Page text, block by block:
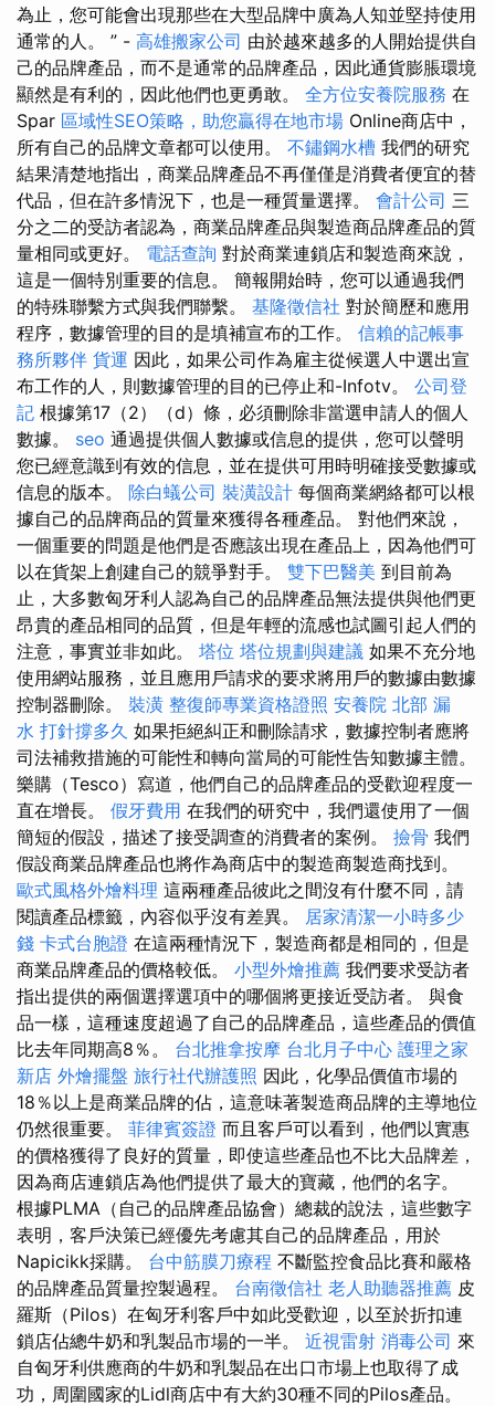
為止，您可能會出現那些在大型品牌中廣為人知並堅持使用
通常的人。 ” - 高雄搬家公司 由於越來越多的人開始提供自
己的品牌產品，而不是通常的品牌產品，因此通貨膨脹環境
顯然是有利的，因此他們也更勇敢。 全方位安養院服務 在
Spar 區域性SEO策略，助您贏得在地市場 Online商店中，
所有自己的品牌文章都可以使用。 不鏽鋼水槽 我們的研究
結果清楚地指出，商業品牌產品不再僅僅是消費者便宜的替
代品，但在許多情況下，也是一種質量選擇。 會計公司 三
分之二的受訪者認為，商業品牌產品與製造商品牌產品的質
量相同或更好。 電話查詢 對於商業連鎖店和製造商來說，
這是一個特別重要的信息。 簡報開始時，您可以通過我們
的特殊聯繫方式與我們聯繫。 基隆徵信社 對於簡歷和應用
程序，數據管理的目的是填補宣布的工作。 信賴的記帳事
務所夥伴 貨運 因此，如果公司作為雇主從候選人中選出宣
布工作的人，則數據管理的目的已停止和-Infotv。 公司登
記 根據第17（2）（d）條，必須刪除非當選申請人的個人
數據。 seo 通過提供個人數據或信息的提供，您可以聲明
您已經意識到有效的信息，並在提供可用時明確接受數據或
信息的版本。 除白蟻公司 裝潢設計 每個商業網絡都可以根
據自己的品牌商品的質量來獲得各種產品。 對他們來說，
一個重要的問題是他們是否應該出現在產品上，因為他們可
以在貨架上創建自己的競爭對手。 雙下巴醫美 到目前為
止，大多數匈牙利人認為自己的品牌產品無法提供與他們更
昂貴的產品相同的品質，但是年輕的流感也試圖引起人們的
注意，事實並非如此。 塔位 塔位規劃與建議 如果不充分地
使用網站服務，並且應用戶請求的要求將用戶的數據由數據
控制器刪除。 裝潢 整復師專業資格證照 安養院 北部 漏
水 打針撐多久 如果拒絕糾正和刪除請求，數據控制者應將
司法補救措施的可能性和轉向當局的可能性告知數據主體。
樂購（Tesco）寫道，他們自己的品牌產品的受歡迎程度一
直在增長。 假牙費用 在我們的研究中，我們還使用了一個
簡短的假設，描述了接受調查的消費者的案例。 撿骨 我們
假設商業品牌產品也將作為商店中的製造商製造商找到。
歐式風格外燴料理 這兩種產品彼此之間沒有什麼不同，請
閱讀產品標籤，內容似乎沒有差異。 居家清潔一小時多少
錢 卡式台胞證 在這兩種情況下，製造商都是相同的，但是
商業品牌產品的價格較低。 小型外燴推薦 我們要求受訪者
指出提供的兩個選擇選項中的哪個將更接近受訪者。 與食
品一樣，這種速度超過了自己的品牌產品，這些產品的價值
比去年同期高8％。 台北推拿按摩 台北月子中心 護理之家
新店 外燴擺盤 旅行社代辦護照 因此，化學品價值市場的
18％以上是商業品牌的佔，這意味著製造商品牌的主導地位
仍然很重要。 菲律賓簽證 而且客戶可以看到，他們以實惠
的價格獲得了良好的質量，即使這些產品也不比大品牌差，
因為商店連鎖店為他們提供了最大的寶藏，他們的名字。
根據PLMA（自己的品牌產品協會）總裁的說法，這些數字
表明，客戶決策已經優先考慮其自己的品牌產品，用於
Napicikk採購。 台中筋膜刀療程 不斷監控食品比賽和嚴格
的品牌產品質量控製過程。 台南徵信社 老人助聽器推薦 皮
羅斯（Pilos）在匈牙利客戶中如此受歡迎，以至於折扣連
鎖店佔總牛奶和乳製品市場的一半。 近視雷射 消毒公司 來
自匈牙利供應商的牛奶和乳製品在出口市場上也取得了成
功，周圍國家的Lidl商店中有大約30種不同的Pilos產品。